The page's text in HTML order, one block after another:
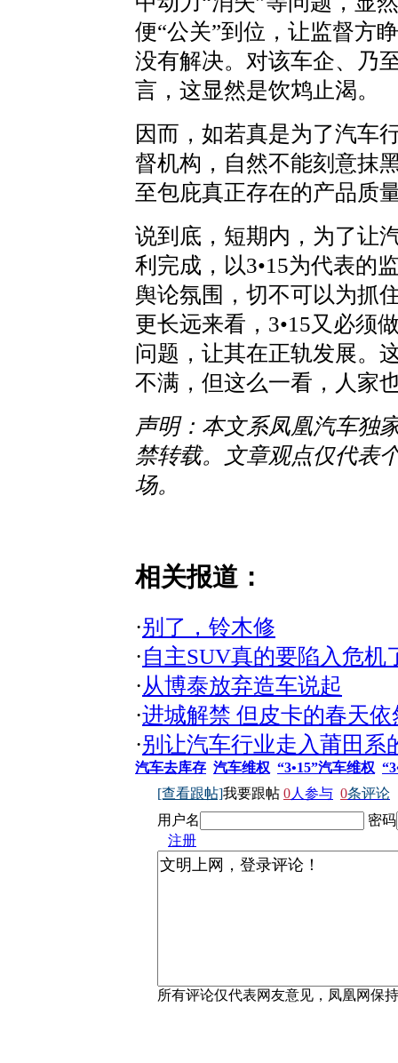
便“公关”到位，让监督方
没有解决。对该车企、乃
言，这显然是饮鸩止渴。
因而，如若真是为了汽车
督机构，自然不能刻意抹
至包庇真正存在的产品质
说到底，短期内，为了让
利完成，以3•15为代表的
舆论氛围，切不可以为抓
更长远来看，3•15又必须
问题，让其在正轨发展。
不满，但这么一看，人家
声明：本文系凤凰汽车独
禁转载。文章观点仅代表
场。
相关报道：
·别了，铃木修
·自主SUV真的要陷入危机
·从博泰放弃造车说起
·进城解禁 但皮卡的春天依
·别让汽车行业走入莆田系
汽车去库存 汽车维权 “3•15”汽车维权
[查看跟帖]我要跟帖 0人参与 0条评论
用户名
密码
注册
所有评论仅代表网友意见，凤凰网保